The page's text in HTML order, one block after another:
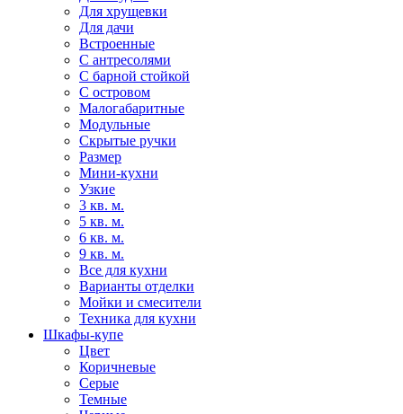
Для хрущевки
Для дачи
Встроенные
С антресолями
С барной стойкой
С островом
Малогабаритные
Модульные
Скрытые ручки
Размер
Мини-кухни
Узкие
3 кв. м.
5 кв. м.
6 кв. м.
9 кв. м.
Все для кухни
Варианты отделки
Мойки и смесители
Техника для кухни
Шкафы-купе
Цвет
Коричневые
Серые
Темные